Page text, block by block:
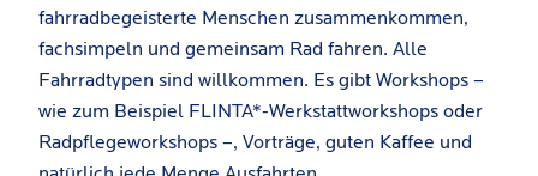
fahrradbegeisterte Menschen zusammenkommen,
fachsimpeln und gemeinsam Rad fahren. Alle
Fahrradtypen sind willkommen. Es gibt Workshops –
wie zum Beispiel FLINTA*-Werkstattworkshops oder
Radpflegeworkshops –, Vorträge, guten Kaffee und